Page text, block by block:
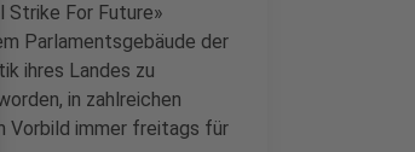
Strike For Future»
Parlamentsgebäude der
ihres Landes zu
in zahlreichen
Vorbild immer freitags für